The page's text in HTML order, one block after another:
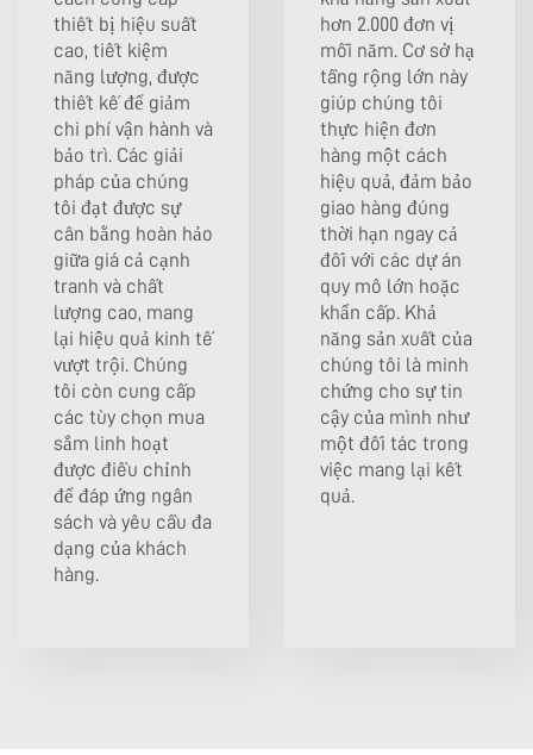
thiết bị hiệu suất
cao, tiết kiệm
năng lượng, được
thiết kế để giảm
chi phí vận hành và
bảo trì. Các giải
pháp của chúng
tôi đạt được sự
cân bằng hoàn hảo
giữa giá cả cạnh
tranh và chất
lượng cao, mang
lại hiệu quả kinh tế
vượt trội. Chúng
tôi còn cung cấp
các tùy chọn mua
sắm linh hoạt
được điều chỉnh
để đáp ứng ngân
sách và yêu cầu đa
dạng của khách
hàng.
hơn 2.000 đơn vị
mỗi năm. Cơ sở hạ
tầng rộng lớn này
giúp chúng tôi
thực hiện đơn
hàng một cách
hiệu quả, đảm bảo
giao hàng đúng
thời hạn ngay cả
đối với các dự án
quy mô lớn hoặc
khẩn cấp. Khả
năng sản xuất của
chúng tôi là minh
chứng cho sự tin
cậy của mình như
một đối tác trong
việc mang lại kết
quả.